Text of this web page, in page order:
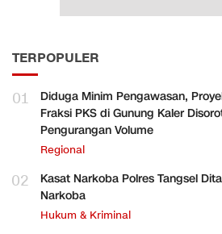
TERPOPULER
01
Diduga Minim Pengawasan,
Fraksi PKS di Gunung Kaler
Pengurangan Volume
Regional
02
Kasat Narkoba Polres Tangsel
Narkoba
Hukum & Kriminal